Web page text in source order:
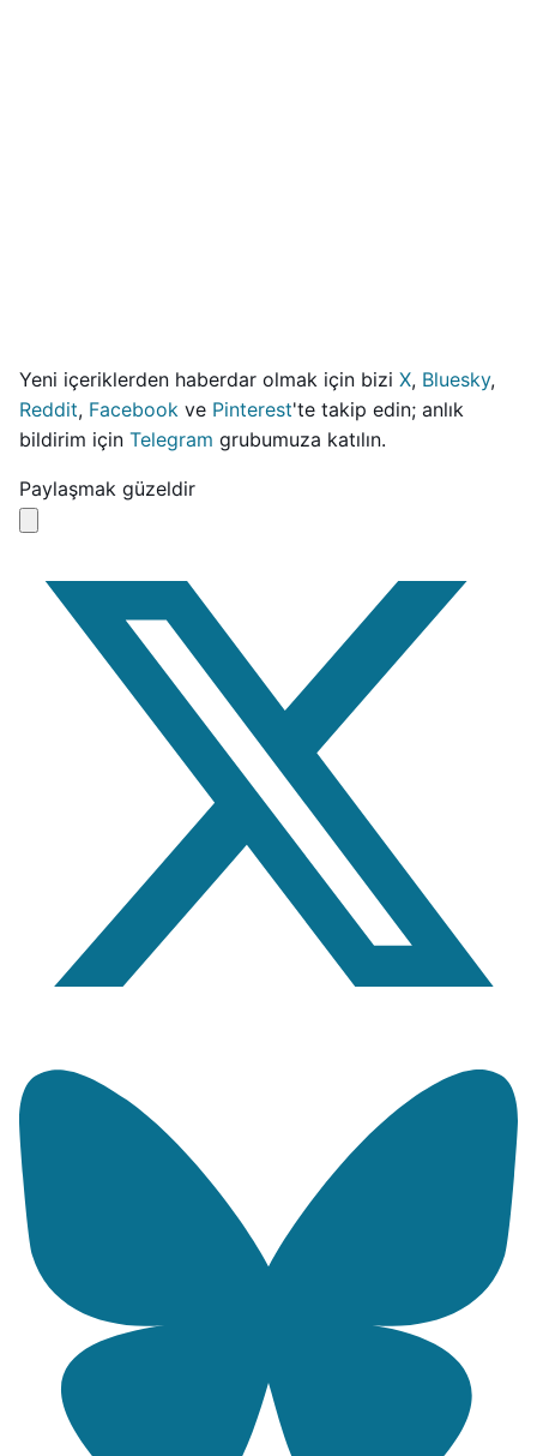
Yeni içeriklerden haberdar olmak için bizi X, Bluesky,
Reddit, Facebook ve Pinterest'te takip edin; anlık
bildirim için Telegram grubumuza katılın.
Paylaşmak güzeldir